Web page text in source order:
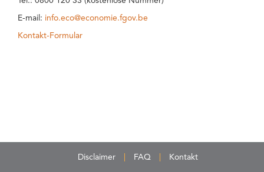
E-mail: info.eco@economie.fgov.be
Kontakt-Formular
Disclaimer FAQ Kontakt